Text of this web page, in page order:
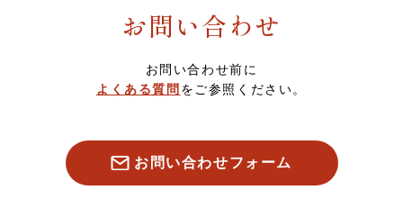
菓子・フルーツ
酒類・飲料品
7,000～7,999円
8,000円以上
スマート便（ソーシャルギフト）について
定期・頒布会注文について
キャンセル・返品について
お問い合わせ
お問い合わせ前に
よくある質問 をご参照ください。
お問い合わせフォーム